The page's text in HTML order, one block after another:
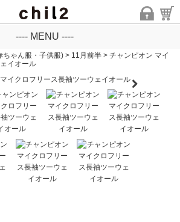
---- MENU ----
ちゃん服・子供服) > 11月前半 > チャンピオン マイ
イオール